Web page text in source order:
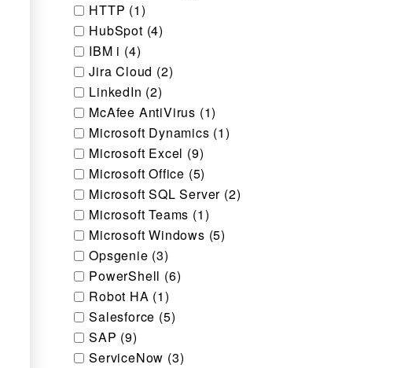
HTTP (1)
HubSpot (4)
IBM i (4)
Jira Cloud (2)
LinkedIn (2)
McAfee AntiVirus (1)
Microsoft Dynamics (1)
Microsoft Excel (9)
Microsoft Office (5)
Microsoft SQL Server (2)
Microsoft Teams (1)
Microsoft Windows (5)
Opsgenie (3)
PowerShell (6)
Robot HA (1)
Salesforce (5)
SAP (9)
ServiceNow (3)